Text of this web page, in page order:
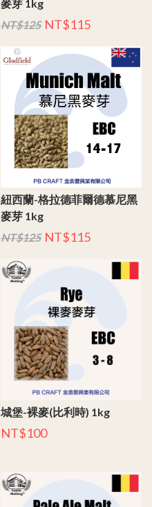
麥芽 1kg
NT$125 NT$115
紐西蘭-格拉德菲爾德慕尼黑
麥芽 1kg
NT$125 NT$115
城堡-裸麥(比利時) 1kg
NT$100